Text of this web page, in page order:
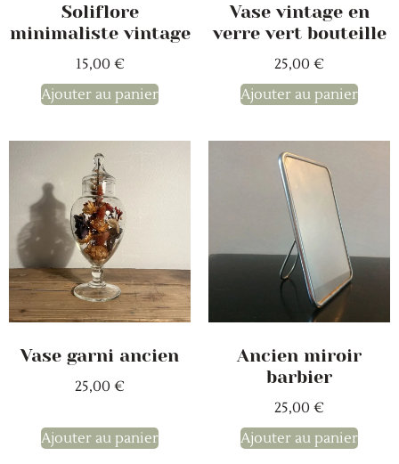
Soliflore
minimaliste vintage
15,00 €
Ajouter au panier
Vase vintage en
verre vert bouteille
25,00 €
Ajouter au panier
Vase garni ancien
25,00 €
Ajouter au panier
Ancien miroir
barbier
25,00 €
Ajouter au panier